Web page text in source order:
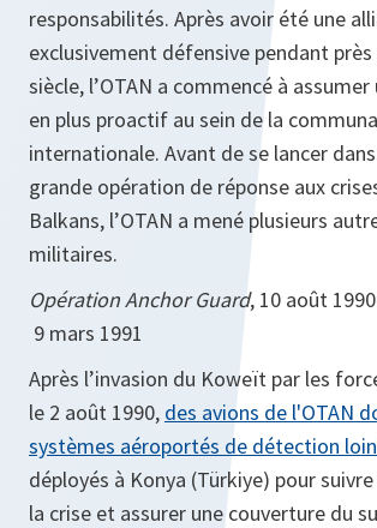
responsabilités. Après avoir été une
exclusivement défensive pendant près
siècle, l’OTAN a commencé à
en plus proactif au sein de la
internationale. Avant de se lancer
grande opération de réponse aux
Balkans, l’OTAN a mené plusieurs
militaires.
Opération Anchor Guard, 10 août
9 mars 1991
Après l’invasion du Koweït par les
le 2 août 1990, des avions de l'OTAN
systèmes aéroportés de détection
déployés à Konya (Türkiye) pour
la crise et assurer une couverture du